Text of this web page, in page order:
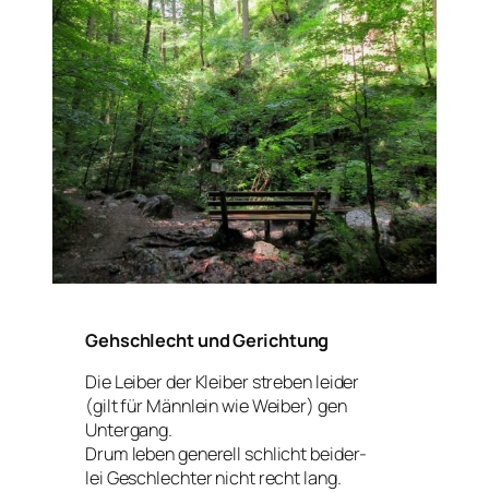
Gehschlecht und Gerichtung
Die Leiber der Kleiber streben leider
(gilt für Männlein wie Weiber) gen
Untergang.
Drum leben generell schlicht beider-
lei Geschlechter nicht recht lang.